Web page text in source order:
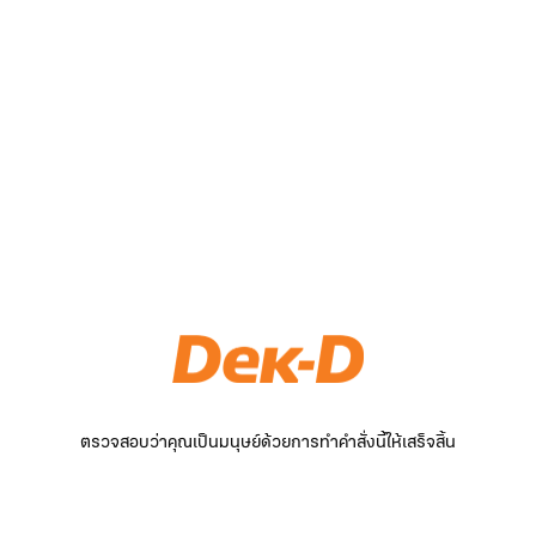
ตรวจสอบว่าคุณเป็นมนุษย์ด้วยการทำคำสั่งนี้ให้เสร็จสิ้น